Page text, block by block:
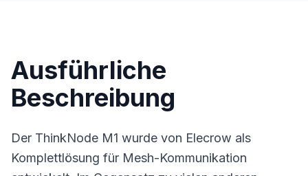
Ausführliche
Beschreibung
Der ThinkNode M1 wurde von Elecrow als
Komplettlösung für Mesh-Kommunikation